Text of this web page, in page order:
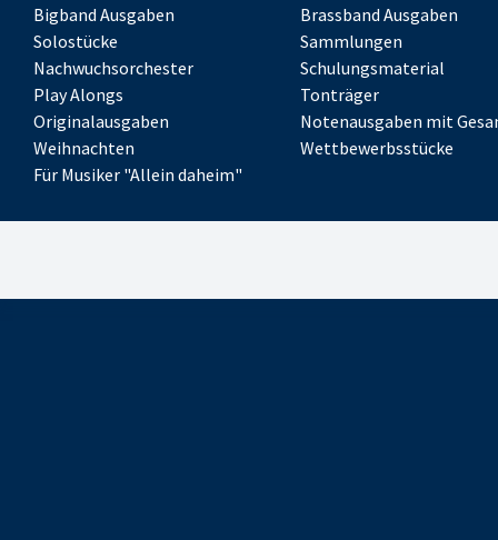
Bigband Ausgaben
Brassband Ausgaben
Solostücke
Sammlungen
Nachwuchsorchester
Schulungsmaterial
Play Alongs
Tonträger
Originalausgaben
Notenausgaben mit
Weihnachten
Wettbewerbsstücke
Für Musiker "Allein daheim"